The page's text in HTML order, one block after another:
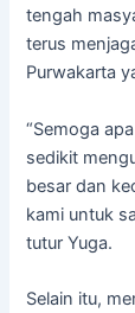
tengah
terus
Purwakarta
“Semoga
sedikit
besar dan
kami untuk
tutur Yuga.
Selain itu,